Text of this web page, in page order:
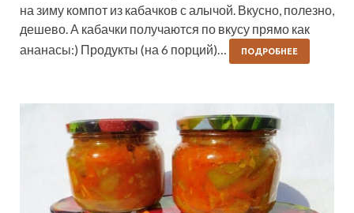
на зиму компот из кабачков с алычой. Вкусно, полезно,
дешево. А кабачки получаются по вкусу прямо как
ананасы:) Продукты (на 6 порций)…
ПОДРОБНЕЕ